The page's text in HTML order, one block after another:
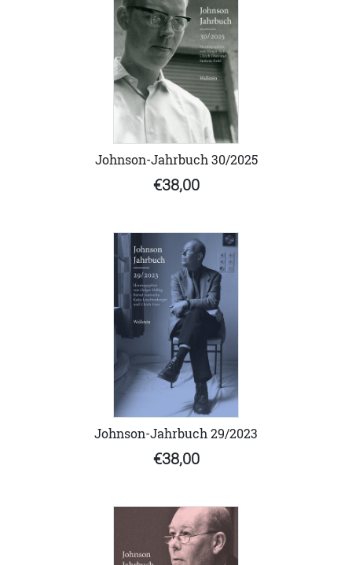
Johnson-Jahrbuch 30/2025
€38,00
Johnson-Jahrbuch 29/2023
€38,00